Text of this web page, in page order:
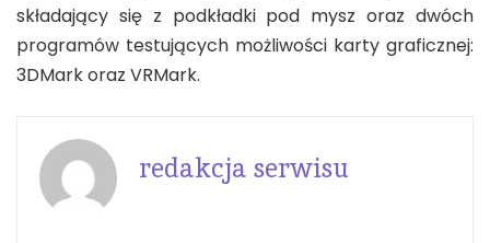
składający się z podkładki pod mysz oraz dwóch
programów testujących możliwości karty graficznej:
3DMark oraz VRMark.
redakcja serwisu